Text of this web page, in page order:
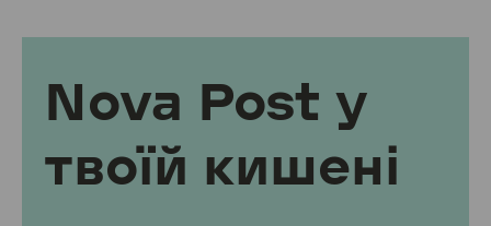
Nova Post у
твоїй кишені